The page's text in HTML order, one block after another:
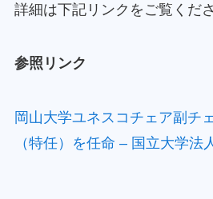
詳細は下記リンクをご覧くださ
参照リンク
岡山大学ユネスコチェア副チ
（特任）を任命 – 国立大学法